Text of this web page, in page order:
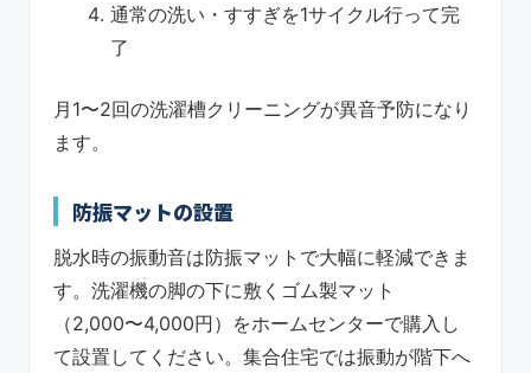
通常の洗い・すすぎを1サイクル行って完
了
月1〜2回の洗濯槽クリーニングが異音予防になり
ます。
防振マットの設置
脱水時の振動音は防振マットで大幅に軽減できま
す。洗濯機の脚の下に敷くゴム製マット
（2,000〜4,000円）をホームセンターで購入し
て設置してください。集合住宅では振動が階下へ